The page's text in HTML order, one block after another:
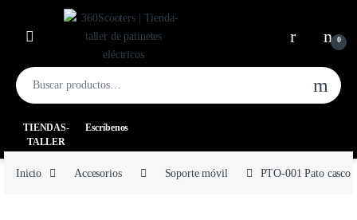
0
TIENDAS-
TALLER
Escríbenos
Inicio Accesorios Soporte móvil PTO-001 Pato casco